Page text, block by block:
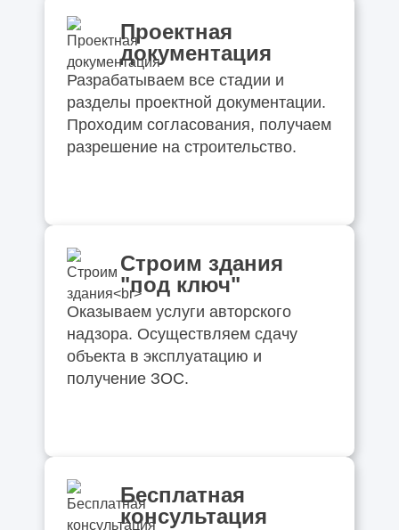
Проектная
документация
Разрабатываем все стадии и
разделы проектной документации.
Проходим согласования, получаем
разрешение на строительство.
Строим здания
"под ключ"
Оказываем услуги авторского
надзора. Осуществляем сдачу
объекта в эксплуатацию и
получение ЗОС.
Бесплатная
консультация